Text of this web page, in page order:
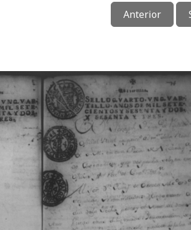
Anterior